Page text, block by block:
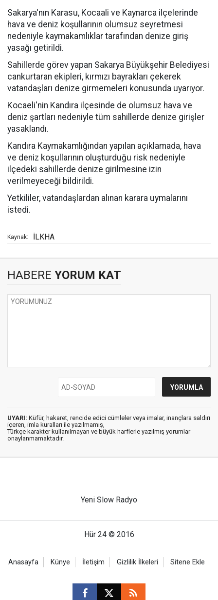
Sakarya'nın Karasu, Kocaali ve Kaynarca ilçelerinde
hava ve deniz koşullarının olumsuz seyretmesi
nedeniyle kaymakamlıklar tarafından denize giriş
yasağı getirildi.
Sahillerde görev yapan Sakarya Büyükşehir Belediyesi
cankurtaran ekipleri, kırmızı bayrakları çekerek
vatandaşları denize girmemeleri konusunda uyarıyor.
Kocaeli'nin Kandıra ilçesinde de olumsuz hava ve
deniz şartları nedeniyle tüm sahillerde denize girişler
yasaklandı.
Kandıra Kaymakamlığından yapılan açıklamada, hava
ve deniz koşullarının oluşturduğu risk nedeniyle
ilçedeki sahillerde denize girilmesine izin
verilmeyeceği bildirildi.
Yetkililer, vatandaşlardan alınan karara uymalarını
istedi.
Kaynak: İLKHA
HABERE YORUM KAT
UYARI: Küfür, hakaret, rencide edici cümleler veya imalar, inançlara saldırı
içeren, imla kuralları ile yazılmamış,
Türkçe karakter kullanılmayan ve büyük harflerle yazılmış yorumlar
onaylanmamaktadır.
Yeni Slow Radyo
Hür 24 © 2016
Anasayfa Künye İletişim Gizlilik İlkeleri Sitene Ekle